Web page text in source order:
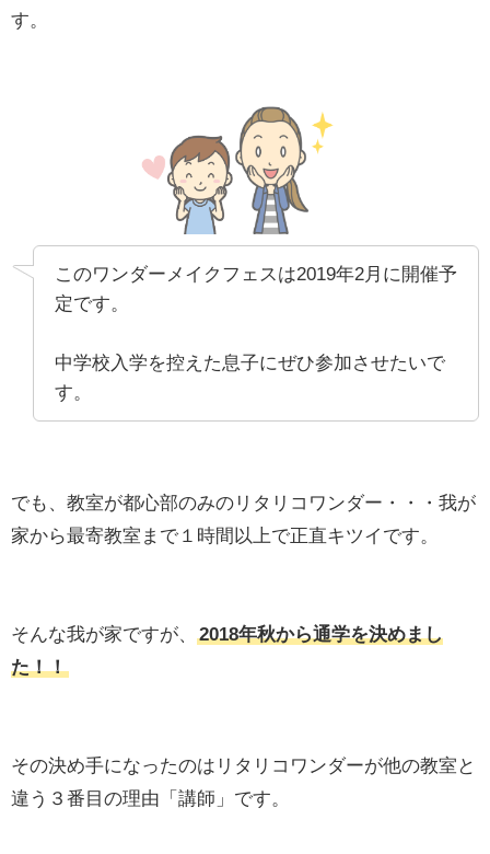
す。
このワンダーメイクフェスは2019年2月に開催予
定です。
中学校入学を控えた息子にぜひ参加させたいで
す。
でも、教室が都心部のみのリタリコワンダー・・・我が
家から最寄教室まで１時間以上で正直キツイです。
そんな我が家ですが、
2018年秋から通学を決めまし
た！！
その決め手になったのはリタリコワンダーが他の教室と
違う３番目の理由「講師」です。